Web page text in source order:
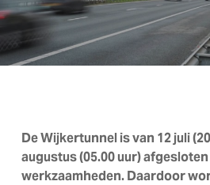
De Wijkertunnel is van 12 juli
augustus (05.00 uur)
werkzaamheden. Daardoor